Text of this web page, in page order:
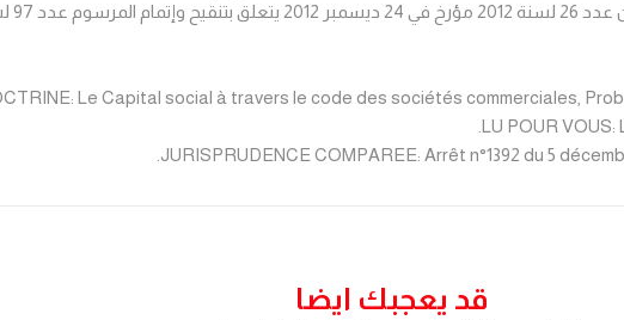
قد يعجبك ايضا